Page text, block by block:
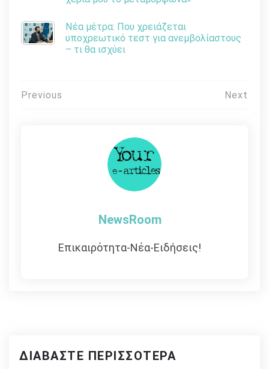
Νέα μέτρα: Που χρειάζεται
υποχρεωτικό τεστ για ανεμβολίαστους
– τι θα ισχύει
Πλοήγηση
Previous Next
NewsRoom
Επικαιρότητα-Νέα-Ειδήσεις!
ΔΙΑΒΆΣΤΕ ΠΕΡΙΣΣΌΤΕΡΑ